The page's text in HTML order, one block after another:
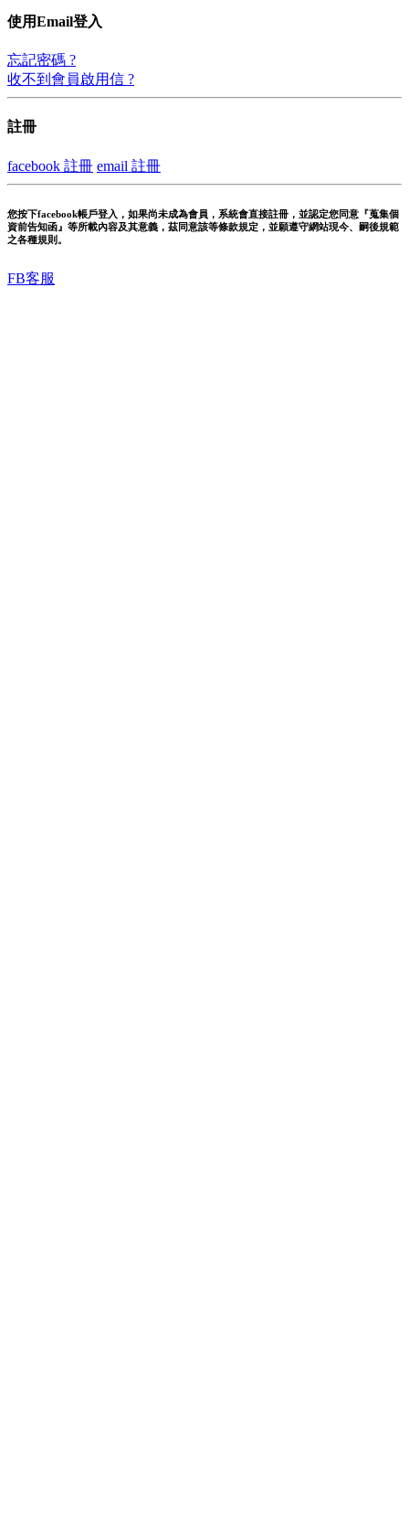
使用Email登入
忘記密碼 ?
收不到會員啟用信 ?
註冊
facebook 註冊 email 註冊
您按下facebook帳戶登入，如果尚未成為會員，系統會直接註冊，並認定您同意『蒐集個
資前告知函』等所載內容及其意義，茲同意該等條款規定，並願遵守網站現今、嗣後規範
之各種規則。
FB客服